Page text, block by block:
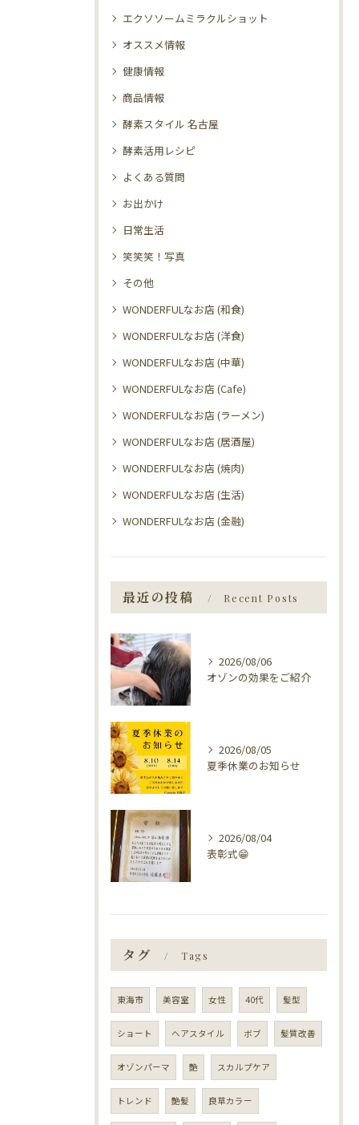
エクソソームミラクルショット
オススメ情報
健康情報
商品情報
酵素スタイル 名古屋
酵素活用レシピ
よくある質問
お出かけ
日常生活
笑笑笑！写真
その他
WONDERFULなお店 (和食)
WONDERFULなお店 (洋食)
WONDERFULなお店 (中華)
WONDERFULなお店 (Cafe)
WONDERFULなお店 (ラーメン)
WONDERFULなお店 (居酒屋)
WONDERFULなお店 (焼肉)
WONDERFULなお店 (生活)
WONDERFULなお店 (金融)
最近の投稿 Recent Posts
2026/08/06
オゾンの効果をご紹介
2026/08/05
夏季休業のお知らせ
2026/08/04
表彰式😁
タグ Tags
東海市 美容室 女性 40代 髪型
ショート ヘアスタイル ボブ 髪質改善
オゾンパーマ 艶 スカルプケア
トレンド 艶髪 良草カラー